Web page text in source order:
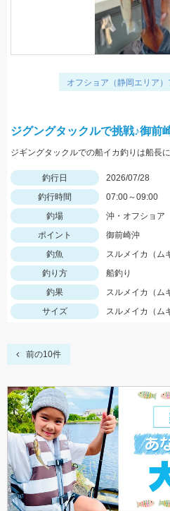
オフショア（静岡エリア
ジグングタックルで挑戦♪御前
釣行日
2026/07/28
釣行時間
07:00～09:00
釣場
沖・オフショア
ポイント
御前崎沖
釣魚
スルメイカ（ム
釣り方
船釣り
釣果
スルメイカ（ム
サイズ
スルメイカ（ム
前の10件